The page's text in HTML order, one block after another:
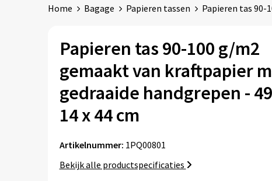
Home Bagage Papieren tassen Papieren tas 90-
Papieren tas 90-100 g/m2
gemaakt van kraftpapier
gedraaide handgrepen -
14 x 44 cm
Artikelnummer: 1PQ00801
Bekijk alle productspecificaties